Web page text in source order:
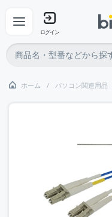
ログイン
ホーム パソコン関連用品